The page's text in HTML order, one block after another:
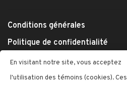
Conditions générales
Politique de confidentialité
Modes de paiement
Expédition et retours
En visitant notre site, vous acceptez
l'utilisation des témoins (cookies). Ces